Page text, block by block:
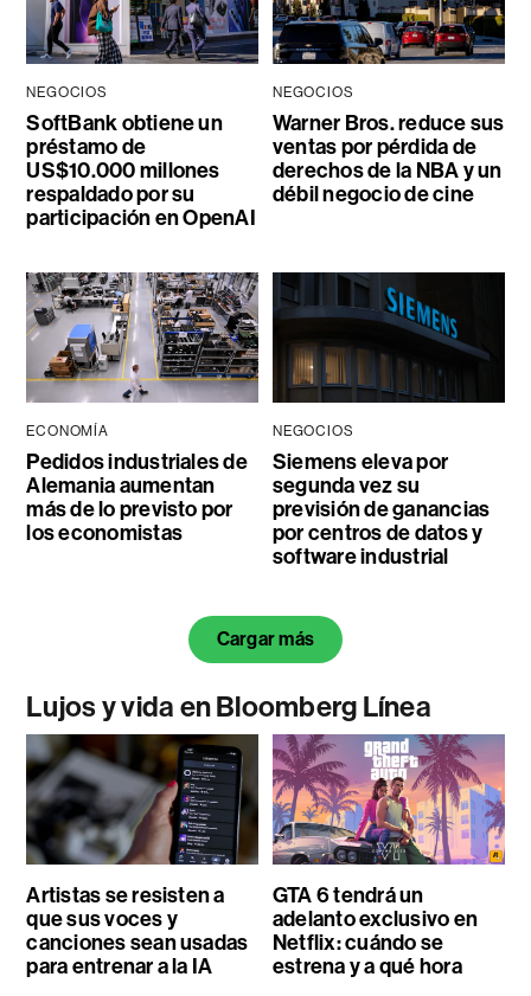
NEGOCIOS
SoftBank obtiene un
préstamo de
US$10.000 millones
respaldado por su
participación en OpenAI
NEGOCIOS
Warner Bros. reduce sus
ventas por pérdida de
derechos de la NBA y un
débil negocio de cine
ECONOMÍA
Pedidos industriales de
Alemania aumentan
más de lo previsto por
los economistas
NEGOCIOS
Siemens eleva por
segunda vez su
previsión de ganancias
por centros de datos y
software industrial
Cargar más
Lujos y vida en Bloomberg Línea
Artistas se resisten a
que sus voces y
canciones sean usadas
para entrenar a la IA
GTA 6 tendrá un
adelanto exclusivo en
Netflix: cuándo se
estrena y a qué hora